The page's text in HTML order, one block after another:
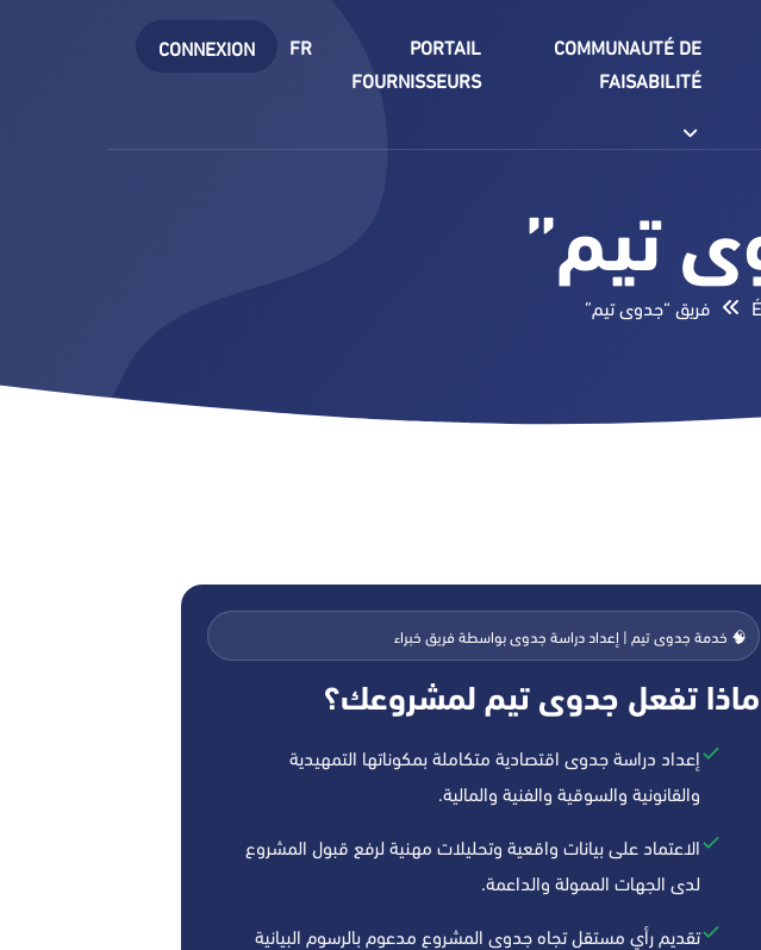
COMMUNAUTÉ DE
FAISABILITÉ
PORTAIL
FOURNISSEURS
FR
CONNEXION
تيم”
فريق “جدوى تيم”
🧠 خدمة جدوى تيم | إعداد دراسة جدوى بواسطة فريق خبراء
ماذا تفعل جدوى تيم لمشروعك؟
إعداد دراسة جدوى اقتصادية متكاملة بمكوناتها التمهيدية
والقانونية والسوقية والفنية والمالية.
الاعتماد على بيانات واقعية وتحليلات مهنية لرفع قبول المشروع
لدى الجهات الممولة والداعمة.
تقديم رأي مستقل تجاه جدوى المشروع مدعوم بالرسوم البيانية